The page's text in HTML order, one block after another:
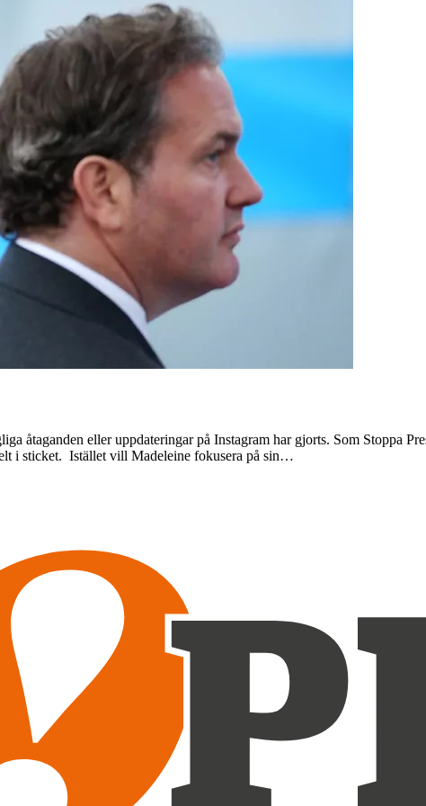
åtaganden eller uppdateringar på Instagram har gjorts. Som Stoppa
i sticket. Istället vill Madeleine fokusera på sin…